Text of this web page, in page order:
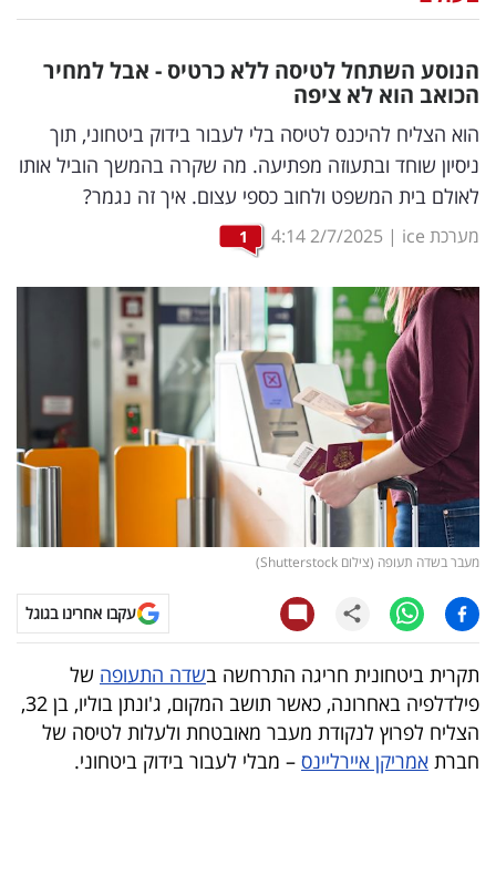
דיגיטל
וטק
שיווק
ופרסום
מדדים
ומחקרים
דעות
רכילות
עסקית
קריפטו
ויראלי
טלוויזיה
עסקי
ספורט
הנוסע השתחל לטיסה ללא כרטיס - אבל למחיר
הכואב הוא לא ציפה
הוא הצליח להיכנס לטיסה בלי לעבור בידוק ביטחוני, תוך
ניסיון שוחד ובתעוזה מפתיעה. מה שקרה בהמשך הוביל אותו
לאולם בית המשפט ולחוב כספי עצום. איך זה נגמר?
מערכת ice |
2/7/2025
4:14
1
מעבר בשדה תעופה (צילום Shutterstock)
עקבו אחרינו בגוגל
תקרית ביטחונית חריגה התרחשה בשדה התעופה של
פילדלפיה באחרונה, כאשר תושב המקום, ג'ונתן בוליו, בן 32,
הצליח לפרוץ לנקודת מעבר מאובטחת ולעלות לטיסה של
חברת אמריקן איירליינס – מבלי לעבור בידוק ביטחוני.